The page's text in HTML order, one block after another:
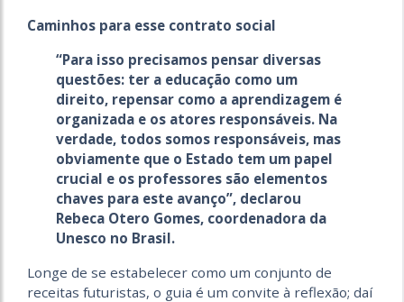
Caminhos para esse contrato social
“Para isso precisamos pensar diversas
questões: ter a educação como um
direito, repensar como a aprendizagem é
organizada e os atores responsáveis. Na
verdade, todos somos responsáveis, mas
obviamente que o Estado tem um papel
crucial e os professores são elementos
chaves para este avanço”, declarou
Rebeca Otero Gomes, coordenadora da
Unesco no Brasil.
Longe de se estabelecer como um conjunto de
receitas futuristas, o guia é um convite à reflexão; daí